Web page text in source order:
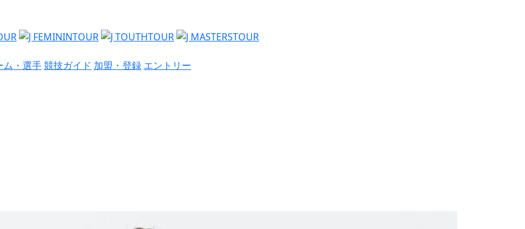
ム・選手競技ガイド 加盟・登録 エントリー